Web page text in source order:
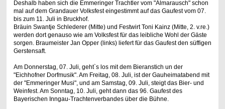
Deshalb haben sich die Emmeringer Trachtler vom "Almarausch" schon
mal auf dem Grandauer Volksfest eingestimmt auf das Gaufest vom 07.
bis zum 11. Juli in Bruckhof.
Bräuin Swantje Schlederer (Mitte) und Festwirt Toni Kainz (Mitte, 2. v.re.)
werden dort genauso wie am Volksfest für das leibliche Wohl der Gäste
sorgen. Braumeister Jan Opper (links) liefert für das Gaufest den süffigen
Gerstensaft.
Am Donnerstag, 07. Juli, geht`s los mit dem Bieranstich un der
"Eichhofner Dorfmusik". Am Freitag, 08. Juli, ist der Gauheimatabend mit
der "Emmeringer Musi", und am Samstag, 09. Juli, steigt das Bier- und
Weinfest. Am Sonntag, 10. Juli, geht dann das 96. Gaufest des
Bayerischen Inngau-Trachtenverbandes über die Bühne.